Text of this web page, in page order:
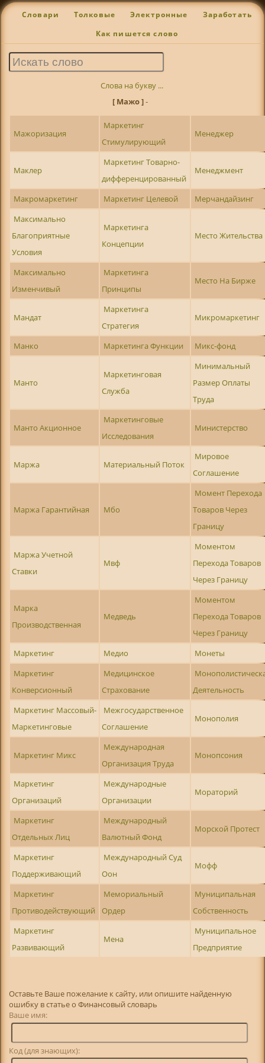
Словари Толковые Электронные Заработать
Как пишется слово
Слова на букву ...
[ Мажо ]-
Мажоризация
Маркетинг
Стимулирующий
Менеджер
Маклер
Маркетинг Товарно-
дифференцированный
Менеджмент
Макромаркетинг Маркетинг Целевой
Мерчандайзинг
Максимально
Благоприятные
Условия
Маркетинга
Концепции
Место Жительства
Максимально
Изменчивый
Маркетинга
Принципы
Место На Бирже
Мандат
Маркетинга
Стратегия
Микромаркетинг
Манко Маркетинга Функции Микс-фонд
Манто
Маркетинговая
Служба
Минимальный
Размер Оплаты
Труда
Манто Акционное
Маркетинговые
Исследования
Министерство
Маржа Материальный Поток
Мировое
Соглашение
Маржа Гарантийная Мбо
Момент Перехода
Товаров Через
Границу
Маржа Учетной
Ставки
Мвф
Моментом
Перехода Товаров
Через Границу
Марка
Производственная
Медведь
Моментом
Перехода Товаров
Через Границу
Маркетинг
Медио
Монеты
Маркетинг
Конверсионный
Медицинское
Страхование
Деятельность
Маркетинг Массовый-
Маркетинговые
Межгосударственное
Соглашение
Монополия
Маркетинг Микс
Международная
Организация Труда
Монопсония
Маркетинг
Организаций
Международные
Организации
Мораторий
Маркетинг
Отдельных Лиц
Международный
Валютный Фонд
Морской Протест
Маркетинг
Поддерживающий
Международный Суд
Оон
Мофф
Маркетинг
Противодействующий
Мемориальный
Ордер
Муниципальная
Собственность
Маркетинг
Развивающий
Мена
Муниципальное
Предприятие
Оставьте Ваше пожелание к сайту, или опишите найденную
ошибку в статье о Финансовый словарь
Ваше имя:
Код (для знающих):